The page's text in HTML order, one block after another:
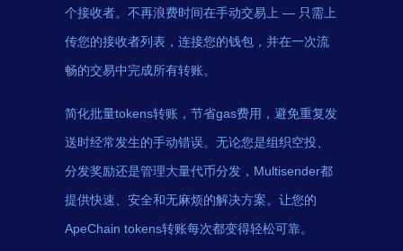
个接收者。不再浪费时间在手动交易上 — 只需上
传您的接收者列表，连接您的钱包，并在一次流
畅的交易中完成所有转账。
简化批量tokens转账，节省gas费用，避免重复发
送时经常发生的手动错误。无论您是组织空投、
分发奖励还是管理大量代币分发，Multisender都
提供快速、安全和无麻烦的解决方案。让您的
ApeChain tokens转账每次都变得轻松可靠。